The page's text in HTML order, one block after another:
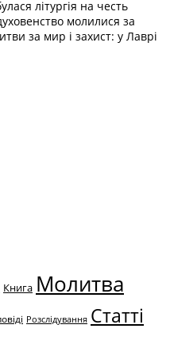
літургія на честь
молилися за
за мир і захист: у Лаврі
Книга Молитва
Розслідування Статті